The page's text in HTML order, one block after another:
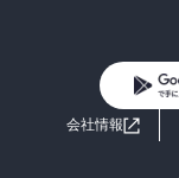
ライトノベル
よくあるご質問
会社情報